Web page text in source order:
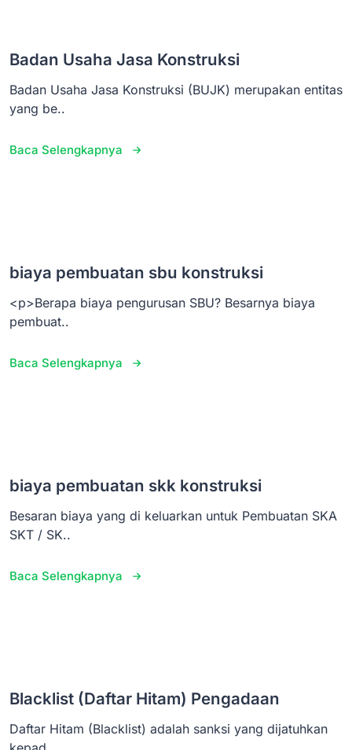
Badan Usaha Jasa Konstruksi
Badan Usaha Jasa Konstruksi (BUJK) merupakan entitas
yang be..
Baca Selengkapnya
biaya pembuatan sbu konstruksi
<p>Berapa biaya pengurusan SBU? Besarnya biaya
pembuat..
Baca Selengkapnya
biaya pembuatan skk konstruksi
Besaran biaya yang di keluarkan untuk Pembuatan SKA
SKT / SK..
Baca Selengkapnya
Blacklist (Daftar Hitam) Pengadaan
Daftar Hitam (Blacklist) adalah sanksi yang dijatuhkan